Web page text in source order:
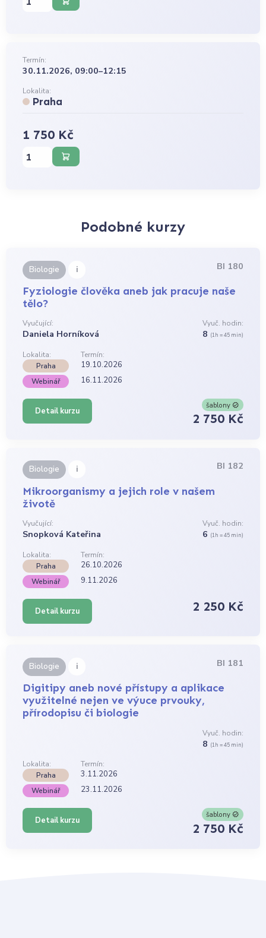
Termín:
30.11.2026, 09:00–12:15
Lokalita:
Praha
1 750 Kč
Podobné kurzy
Biologie i BI 180
Fyziologie člověka aneb jak pracuje naše
tělo?
Vyučující:
Daniela Horníková
Vyuč. hodin:
8 (1h = 45 min)
Lokalita:
Termín:
Praha
19.10.2026
Webinář 16.11.2026
Detail kurzu
šablony
2 750 Kč
Biologie i BI 182
Mikroorganismy a jejich role v našem
životě
Vyučující:
Snopková Kateřina
Vyuč. hodin:
6 (1h = 45 min)
Lokalita:
Termín:
Praha
26.10.2026
Webinář 9.11.2026
Detail kurzu 2 250 Kč
Biologie i BI 181
Digitipy aneb nové přístupy a aplikace
využitelné nejen ve výuce prvouky,
přírodopisu či biologie
Vyuč. hodin:
8 (1h = 45 min)
Lokalita:
Termín:
Praha
3.11.2026
Webinář 23.11.2026
Detail kurzu
šablony
2 750 Kč